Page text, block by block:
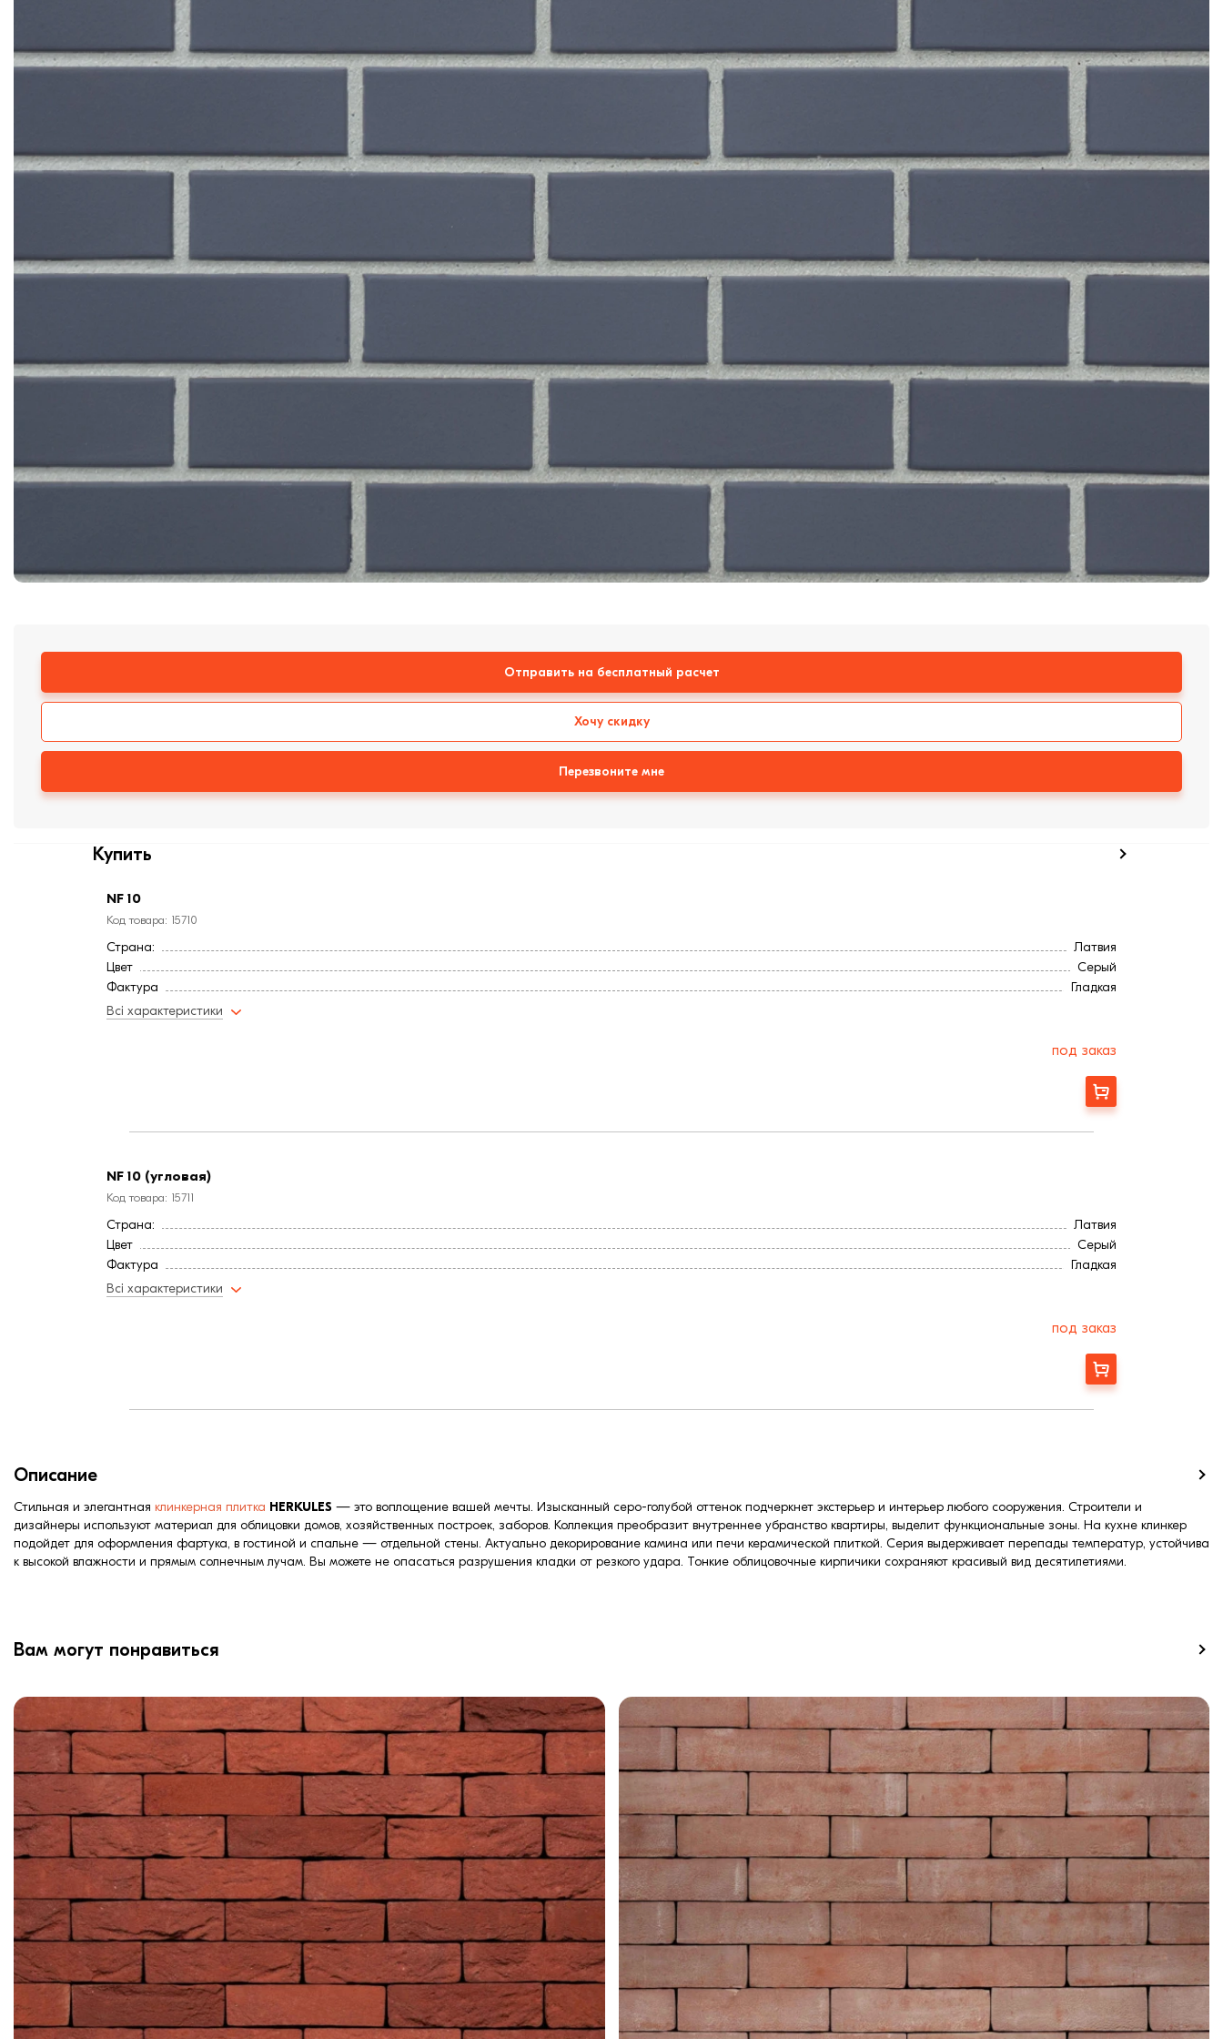
Клинкерная плитка
смеси
Отправить на бесплатный расчет
Хочу скидку
Перезвоните мне
Купить
NF 10
Код товара: 15710
Страна:
Латвия
Цвет
Серый
Фактура
Гладкая
Всі характеристики
под заказ
Заказать
NF 10 (угловая)
Код товара: 15711
Страна:
Латвия
Цвет
Серый
Фактура
Гладкая
Всі характеристики
под заказ
Заказать
Описание
Стильная и элегантная клинкерная плитка HERKULES — это воплощение вашей мечты. Изысканный серо-голубой оттенок подчеркнет экстерьер и интерьер любого сооружения. Строители и
дизайнеры используют материал для облицовки домов, хозяйственных построек, заборов. Коллекция преобразит внутреннее убранство квартиры, выделит функциональные зоны. На кухне клинкер
подойдет для оформления фартука, в гостиной и спальне — отдельной стены. Актуально декорирование камина или печи керамической плиткой. Серия выдерживает перепады температур, устойчива
к высокой влажности и прямым солнечным лучам. Вы можете не опасаться разрушения кладки от резкого удара. Тонкие облицовочные кирпичики сохраняют красивый вид десятилетиями.
Вам могут понравиться